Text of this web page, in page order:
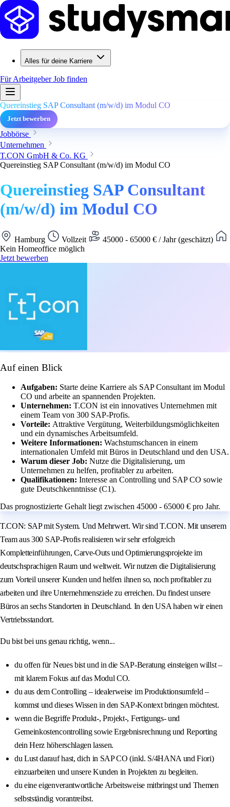
Alles für deine Karriere
Für ArbeitgeberJob finden
Quereinstieg SAP Consultant (m/w/d) im Modul CO
Jetzt bewerben
Jobbörse
Unternehmen
T.CON GmbH & Co. KG
Quereinstieg SAP Consultant (m/w/d) im Modul CO
Quereinstieg SAP Consultant
(m/w/d) im Modul CO
Hamburg Vollzeit
45000 - 65000 € / Jahr (geschätzt)
Kein Homeoffice möglich
Jetzt bewerben
Auf einen Blick
Aufgaben: Starte deine Karriere als SAP Consultant im Modul
CO und arbeite an spannenden Projekten.
Unternehmen: T.CON ist ein innovatives Unternehmen mit
einem Team von 300 SAP-Profis.
Vorteile: Attraktive Vergütung, Weiterbildungsmöglichkeiten
und ein dynamisches Arbeitsumfeld.
Weitere Informationen: Wachstumschancen in einem
internationalen Umfeld mit Büros in Deutschland und den USA.
Warum dieser Job: Nutze die Digitalisierung, um
Unternehmen zu helfen, profitabler zu arbeiten.
Qualifikationen: Interesse an Controlling und SAP CO sowie
gute Deutschkenntnisse (C1).
Das prognostizierte Gehalt liegt zwischen 45000 - 65000 € pro Jahr.
T.CON: SAP mit System. Und Mehrwert. Wir sind T.CON. Mit unserem
Team aus 300 SAP-Profis realisieren wir sehr erfolgreich
Kompletteinführungen, Carve-Outs und Optimierungsprojekte im
deutschsprachigen Raum und weltweit. Wir nutzen die Digitalisierung
zum Vorteil unserer Kunden und helfen ihnen so, noch profitabler zu
arbeiten und ihre Unternehmensziele zu erreichen. Du findest unsere
Büros an sechs Standorten in Deutschland. In den USA haben wir einen
Vertriebsstandort.
Du bist bei uns genau richtig, wenn...
du offen für Neues bist und in die SAP-Beratung einsteigen willst –
mit klarem Fokus auf das Modul CO.
du aus dem Controlling – idealerweise im Produktionsumfeld –
kommst und dieses Wissen in den SAP-Kontext bringen möchtest.
wenn die Begriffe Produkt-, Projekt-, Fertigungs- und
Gemeinkostencontrolling sowie Ergebnisrechnung und Reporting
dein Herz höherschlagen lassen.
du Lust darauf hast, dich in SAP CO (inkl. S/4HANA und Fiori)
einzuarbeiten und unsere Kunden in Projekten zu begleiten.
du eine eigenverantwortliche Arbeitsweise mitbringst und Themen
selbstständig vorantreibst.